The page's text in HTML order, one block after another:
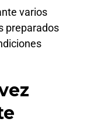
varios
preparados